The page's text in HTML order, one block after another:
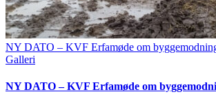
NY DATO – KVF Erfamøde om
Galleri
NY DATO – KVF Erfamøde om